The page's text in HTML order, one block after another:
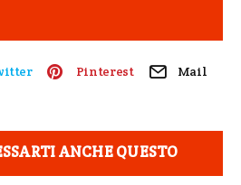
Pinterest Mail
ANCHE QUESTO